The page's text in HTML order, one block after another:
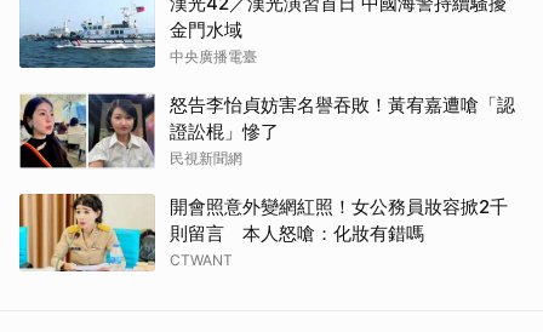
金門水域
中央廣播電臺
怒告李怡貞妨害名譽吞敗！黃宥嘉遭嗆「認
證訟棍」慘了
民視新聞網
開會照意外變網紅照！女公務員妝容掀2千
則留言 本人怒嗆：化妝有錯嗎
CTWANT